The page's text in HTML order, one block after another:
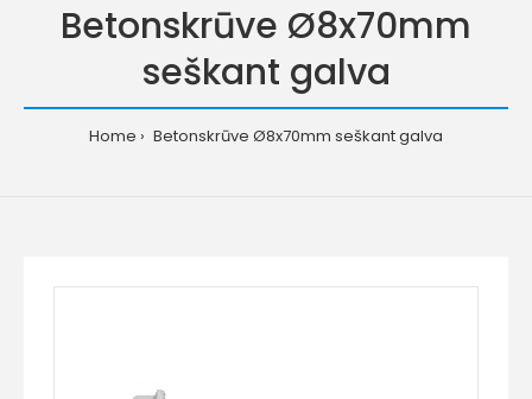
Betonskrūve Ø8x70mm
seškant galva
Home Betonskrūve Ø8x70mm seškant galva